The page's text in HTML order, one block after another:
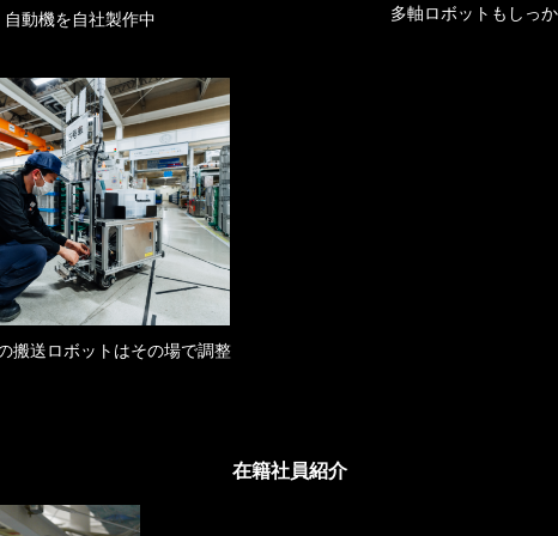
自動機を自社製作中 多軸ロボットもしっ
搬送ロボットはその場で調整
在籍社員紹介